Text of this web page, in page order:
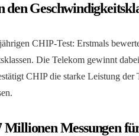
den
CHIP-Test: Erstmals
Die Telekom gewinnt
CHIP die starke Leistung der
Millionen Messungen